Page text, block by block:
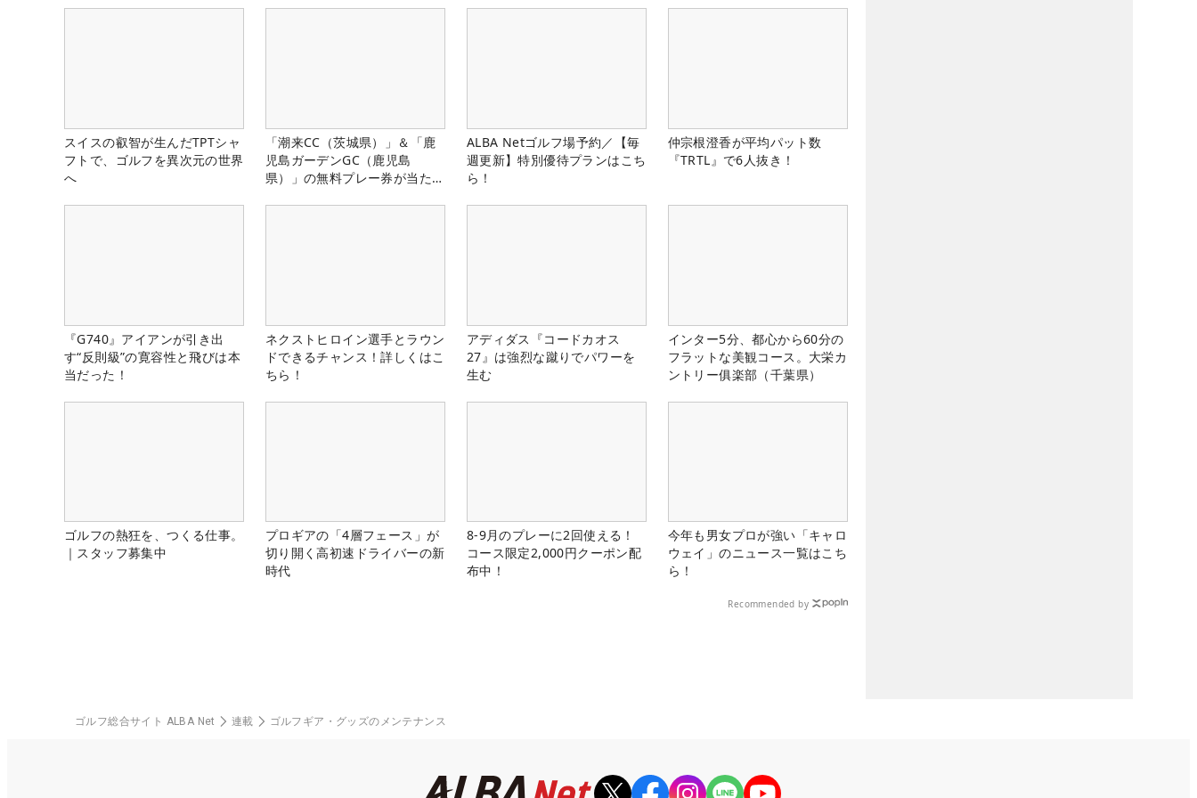
スイスの叡智が生んだTPTシャ
フトで、ゴルフを異次元の世界
へ
「潮来CC（茨城県）」＆「鹿
児島ガーデンGC（鹿児島
県）」の無料プレー券が当た
ALBA Netゴルフ場予約／【毎
週更新】特別優待プランはこち
ら！
仲宗根澄香が平均パット数
『TRTL』で6人抜き！
『G740』アイアンが引き出
す“反則級”の寛容性と飛びは本
当だった！
ネクストヒロイン選手とラウン
ドできるチャンス！詳しくはこ
ちら！
アディダス『コードカオス
27』は強烈な蹴りでパワーを
生む
インター5分、都心から60分の
フラットな美観コース。大栄カ
ントリー俱楽部（千葉県）
ゴルフの熱狂を、つくる仕事。
｜スタッフ募集中
プロギアの「4層フェース」が
切り開く高初速ドライバーの新
時代
8-9月のプレーに2回使える！
コース限定2,000円クーポン配
布中！
今年も男女プロが強い「キャロ
ウェイ」のニュース一覧はこち
ら！
Recommended by
ゴルフ総合サイト ALBA Net 連載 ゴルフギア・グッズのメンテナンス